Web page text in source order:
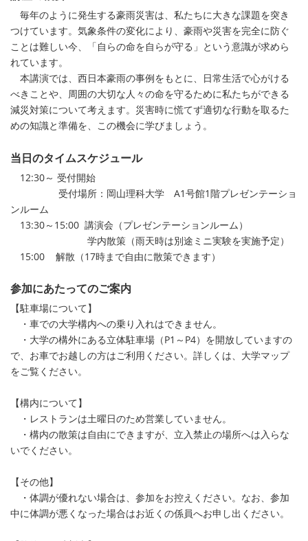
毎年のように発生する豪雨災害は、私たちに大きな課題を突き
つけています。気象条件の変化により、豪雨や災害を完全に防ぐ
ことは難しい今、「自らの命を自らが守る」という意識が求めら
れています。
本講演では、西日本豪雨の事例をもとに、日常生活で心がける
べきことや、周囲の大切な人々の命を守るために私たちができる
減災対策について考えます。災害時に慌てず適切な行動を取るた
めの知識と準備を、この機会に学びましょう。
当日のタイムスケジュール
12:30～ 受付開始
受付場所：岡山理科大学 A1号館1階プレゼンテーショ
ンルーム
13:30～15:00 講演会（プレゼンテーションルーム）
学内散策（雨天時は別途ミニ実験を実施予定）
15:00 解散（17時まで自由に散策できます）
参加にあたってのご案内
【駐車場について】
・車での大学構内への乗り入れはできません。
・大学の構外にある立体駐車場（P1～P4）を開放していますの
で、お車でお越しの方はご利用ください。詳しくは、大学マップ
をご覧ください。
【構内について】
・レストランは土曜日のため営業していません。
・構内の散策は自由にできますが、立入禁止の場所へは入らな
いでください。
【その他】
・体調が優れない場合は、参加をお控えください。なお、参加
中に体調が悪くなった場合はお近くの係員へお申し出ください。